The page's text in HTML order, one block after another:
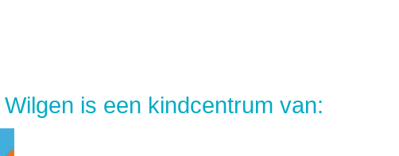
is een kindcentrum van: